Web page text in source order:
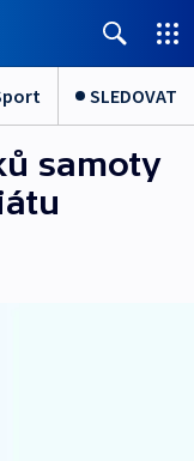
SLEDOVAT
samoty